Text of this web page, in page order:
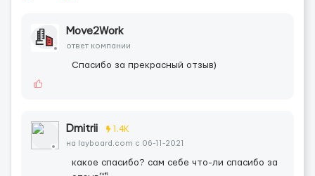
Move2Work
ответ компании
Спасибо за прекрасный отзыв)
Dmitrii 1.4K
на layboard.com c 06-11-2021
какое спасибо? сам себе что-ли спасибо за